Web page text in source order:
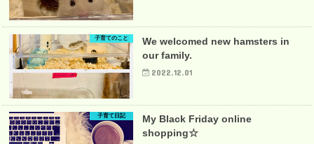
子育てのこと
We welcomed new hamsters in
our family.
2022.12.01
子育て日記
My Black Friday online
shopping☆